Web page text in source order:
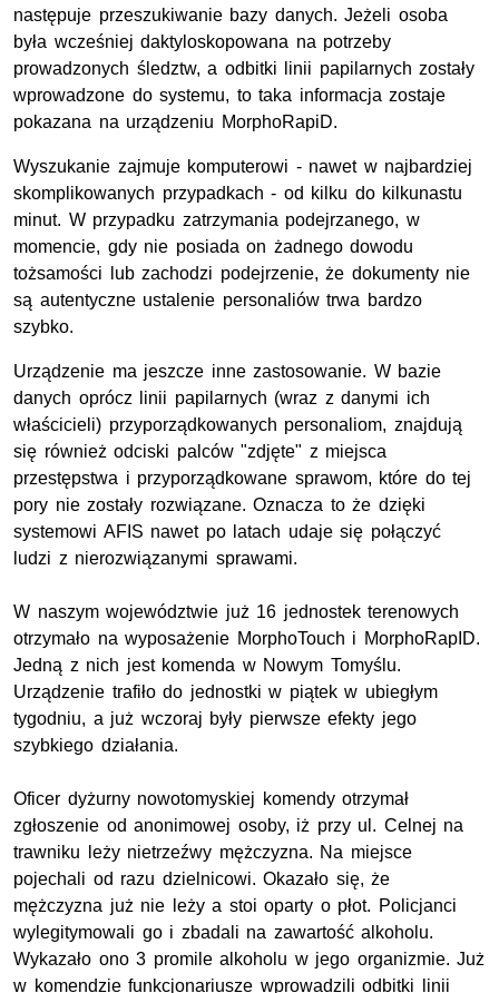
następuje przeszukiwanie bazy danych. Jeżeli osoba
była wcześniej daktyloskopowana na potrzeby
prowadzonych śledztw, a odbitki linii papilarnych zostały
wprowadzone do systemu, to taka informacja zostaje
pokazana na urządzeniu MorphoRapiD.
Wyszukanie zajmuje komputerowi - nawet w najbardziej
skomplikowanych przypadkach - od kilku do kilkunastu
minut. W przypadku zatrzymania podejrzanego, w
momencie, gdy nie posiada on żadnego dowodu
tożsamości lub zachodzi podejrzenie, że dokumenty nie
są autentyczne ustalenie personaliów trwa bardzo
szybko.
Urządzenie ma jeszcze inne zastosowanie. W bazie
danych oprócz linii papilarnych (wraz z danymi ich
właścicieli) przyporządkowanych personaliom, znajdują
się również odciski palców "zdjęte" z miejsca
przestępstwa i przyporządkowane sprawom, które do tej
pory nie zostały rozwiązane. Oznacza to że dzięki
systemowi AFIS nawet po latach udaje się połączyć
ludzi z nierozwiązanymi sprawami.
W naszym województwie już 16 jednostek terenowych
otrzymało na wyposażenie MorphoTouch i MorphoRapID.
Jedną z nich jest komenda w Nowym Tomyślu.
Urządzenie trafiło do jednostki w piątek w ubiegłym
tygodniu, a już wczoraj były pierwsze efekty jego
szybkiego działania.
Oficer dyżurny nowotomyskiej komendy otrzymał
zgłoszenie od anonimowej osoby, iż przy ul. Celnej na
trawniku leży nietrzeźwy mężczyzna. Na miejsce
pojechali od razu dzielnicowi. Okazało się, że
mężczyzna już nie leży a stoi oparty o płot. Policjanci
wylegitymowali go i zbadali na zawartość alkoholu.
Wykazało ono 3 promile alkoholu w jego organizmie. Już
w komendzie funkcjonariusze wprowadzili odbitki linii